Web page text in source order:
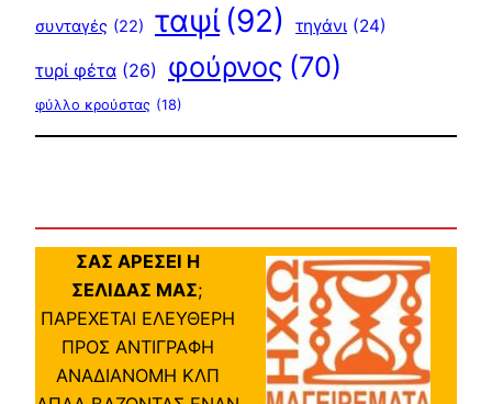
συνταγές (22) ταψί (92) τηγάνι (24)
τυρί φέτα (26) φούρνος (70)
φύλλο κρούστας (18)
ΣΑΣ ΑΡΕΣΕΙ Η
ΣΕΛΙΔΑΣ ΜΑΣ;
ΠΑΡΕΧΕΤΑΙ ΕΛΕΥΘΕΡΗ
ΠΡΟΣ ΑΝΤΙΓΡΑΦΗ
ΑΝΑΔΙΑΝΟΜΗ ΚΛΠ